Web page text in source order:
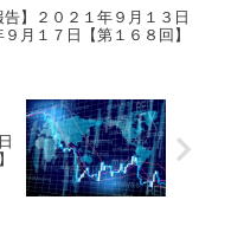
告】２０２１年９月１３日
月１７日【第１６８回】